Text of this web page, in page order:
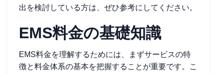
出を検討している方は、ぜひ参考にしてください。
EMS料金の基礎知識
EMS料金を理解するためには、まずサービスの特
徴と料金体系の基本を把握することが重要です。こ